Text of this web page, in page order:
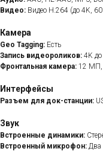
Видео: Видео H.264 (до 4K,
Камера
Geo Tagging: Есть
Запись видеороликов: 4K
Фронтальная камера: 12 МП,
Интерфейсы
Разъем для док-станции:
Звук
Встроенные динамики:
Встроенный микрофон: Два